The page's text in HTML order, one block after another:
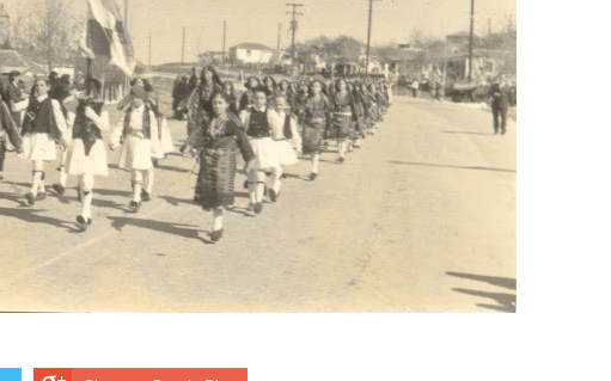
Ελληνίδες με ρίζες απο τον Δομοκό που κυριαρχούν στο
στο Διαγωνισμό Ιδεών - Hackathon που διοργανώνει η
πρωτότυπων ιδεών στους τομείς της περιβαλλοντικής
επιπτώσεων της κλιματικής αλλαγής
επιτροπή του Δήμου Δομοκού